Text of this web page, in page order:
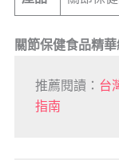
關節保健食品精
推薦閱讀： 台
指南